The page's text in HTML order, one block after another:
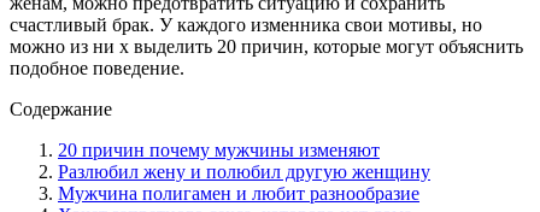
счастливый брак. У каждого изменника свои мотивы, но
можно из ни х выделить 20 причин, которые могут объяснить
подобное поведение.
Содержание
20 причин почему мужчины изменяют
Разлюбил жену и полюбил другую женщину
Мужчина полигамен и любит разнообразие